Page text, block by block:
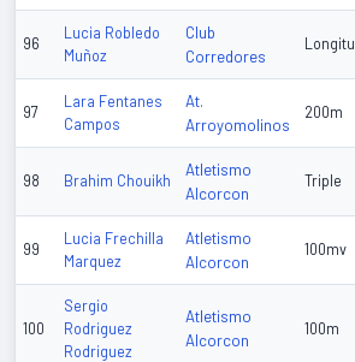
96
Lucia Robledo
Muñoz
Club
Corredores
97
Lara Fentanes
Campos
At.
Arroyomolinos
200m
98 Brahim Chouikh
Atletismo
Alcorcon
Triple
99
Lucia Frechilla
Marquez
Atletismo
Alcorcon
100mv
100
Sergio
Rodriguez
Rodriguez
Atletismo
Alcorcon
100m